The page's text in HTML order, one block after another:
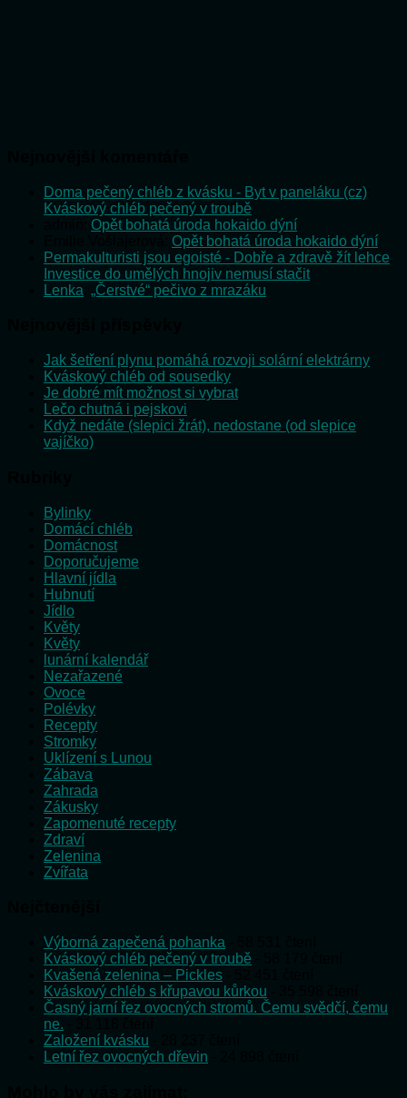
Doma pečený chléb z kvásku - Byt v paneláku (cz)
Kváskový chléb pečený v troubě
Opět bohatá úroda hokaido dýní
Opět bohatá úroda hokaido dýní
Permakulturisti jsou egoisté - Dobře a zdravě žít lehce
Investice do umělých hnojiv nemusí stačit
Lenka „Čerstvé“ pečivo z mrazáku
Jak šetření plynu pomáhá rozvoji solární elektrárny
Kváskový chléb od sousedky
Je dobré mít možnost si vybrat
Lečo chutná i pejskovi
Když nedáte (slepici žrát), nedostane (od slepice
vajíčko)
Bylinky
Domácí chléb
Domácnost
Doporučujeme
Hlavní jídla
Hubnutí
Jídlo
Květy
Květy
lunární kalendář
Nezařazené
Ovoce
Polévky
Recepty
Stromky
Uklízení s Lunou
Zábava
Zahrada
Zákusky
Zapomenuté recepty
Zdraví
Zelenina
Zvířata
Výborná zapečená pohanka
Kváskový chléb pečený v troubě
Kvašená zelenina – Pickles
Kváskový chléb s křupavou kůrkou
Časný jarní řez ovocných stromů. Čemu svědčí, čemu
ne.
Založení kvásku
Letní řez ovocných dřevin